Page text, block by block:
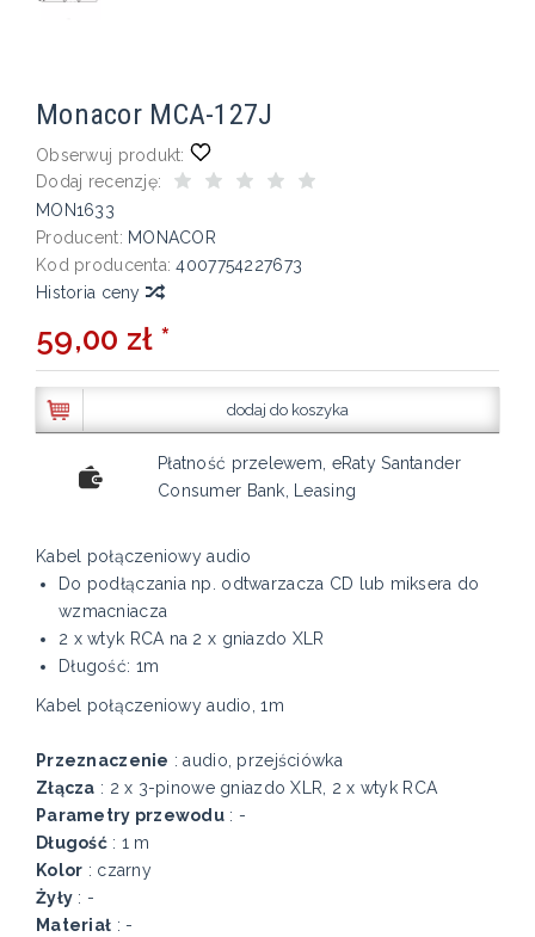
Monacor MCA-127J
Obserwuj produkt:
Dodaj recenzję:
MON1633
Producent: MONACOR
Kod producenta: 4007754227673
Historia ceny
59,00 zł *
dodaj do koszyka
Płatność przelewem, eRaty Santander
Consumer Bank, Leasing
Kabel połączeniowy audio
Do podłączania np. odtwarzacza CD lub miksera do
wzmacniacza
2 x wtyk RCA na 2 x gniazdo XLR
Długość: 1m
Kabel połączeniowy audio, 1m
Przeznaczenie : audio, przejściówka
Złącza : 2 x 3-pinowe gniazdo XLR, 2 x wtyk RCA
Parametry przewodu : -
Długość: 1 m
Kolor : czarny
Żyły : -
Materiał : -